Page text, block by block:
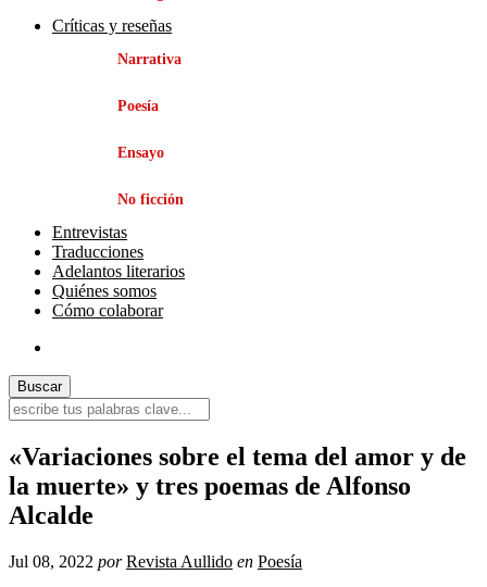
Críticas y reseñas
Narrativa
Poesía
Ensayo
No ficción
Entrevistas
Traducciones
Adelantos literarios
Quiénes somos
Cómo colaborar
«Variaciones sobre el tema del amor y de
la muerte» y tres poemas de Alfonso
Alcalde
Jul 08, 2022 por Revista Aullido en Poesía